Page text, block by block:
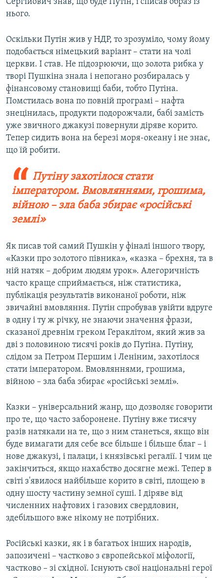
Сергійович знав, що буде Путін, і списав образ із
нього.
Оскільки Путін жив у НДР, то зрозуміло, чому йому
подобається німецький варіант – стати на чолі
церкви. І став. Не підозрюючи, що золота рибка у
творі Пушкіна знала і непогано розбиралась у
фінансовому становищі баби, тобто Путіна.
Помстилась вона по повній програмі – нафта
знецінилась, продукти подорожчали, бабі замість
уже звичного джакузі повернули діряве корито.
Тепер сидить вона на березі моря-океану і не знає,
що їй робити.
Путіну захотілося стати
імператором. Вмовляннями, грошима,
війною – зла баба збирає «російські
землі»
Як писав той самий Пушкін у фіналі іншого твору,
«Казки про золотого півника», «казка – брехня, та в
ній натяк – добрим людям урок». Алегоричність
часто краще сприймається, ніж статистика,
публікація результатів виконаної роботи, ніж
звичайні вмовляння. Путін спробував увійти вдруге
в одну і ту ж річку, не знаючи значення фрази,
сказаної древнім греком Гераклітом, який жив за
дві з половиною тисячі років до Путіна. Путіну,
слідом за Петром Першим і Леніним, захотілося
стати імператором. Вмовляннями, грошима,
війною – зла баба збирає «російські землі».
Казки – універсальний жанр, що дозволяє говорити
про те, що часто заборонене. Путіну вже тисячу
разів натякали на те, що з ним станеться, якщо він
буде вимагати для себе все більше і більше благ – і
нове джакузі, і палаци, і князівські регалії. І чим це
закінчиться, якщо нахабство досягне межі. Тепер в
світі з'явилося найбільше корито в світі, площею в
одну шосту частину земної суші. І діряве від
численних нафтових і газових свердловин,
здебільшого вже нікому не потрібних.
Російські казки, як і в багатьох інших народів,
запозичені – частково з європейської міфології,
частково – зі східної. Існують свої національні герої